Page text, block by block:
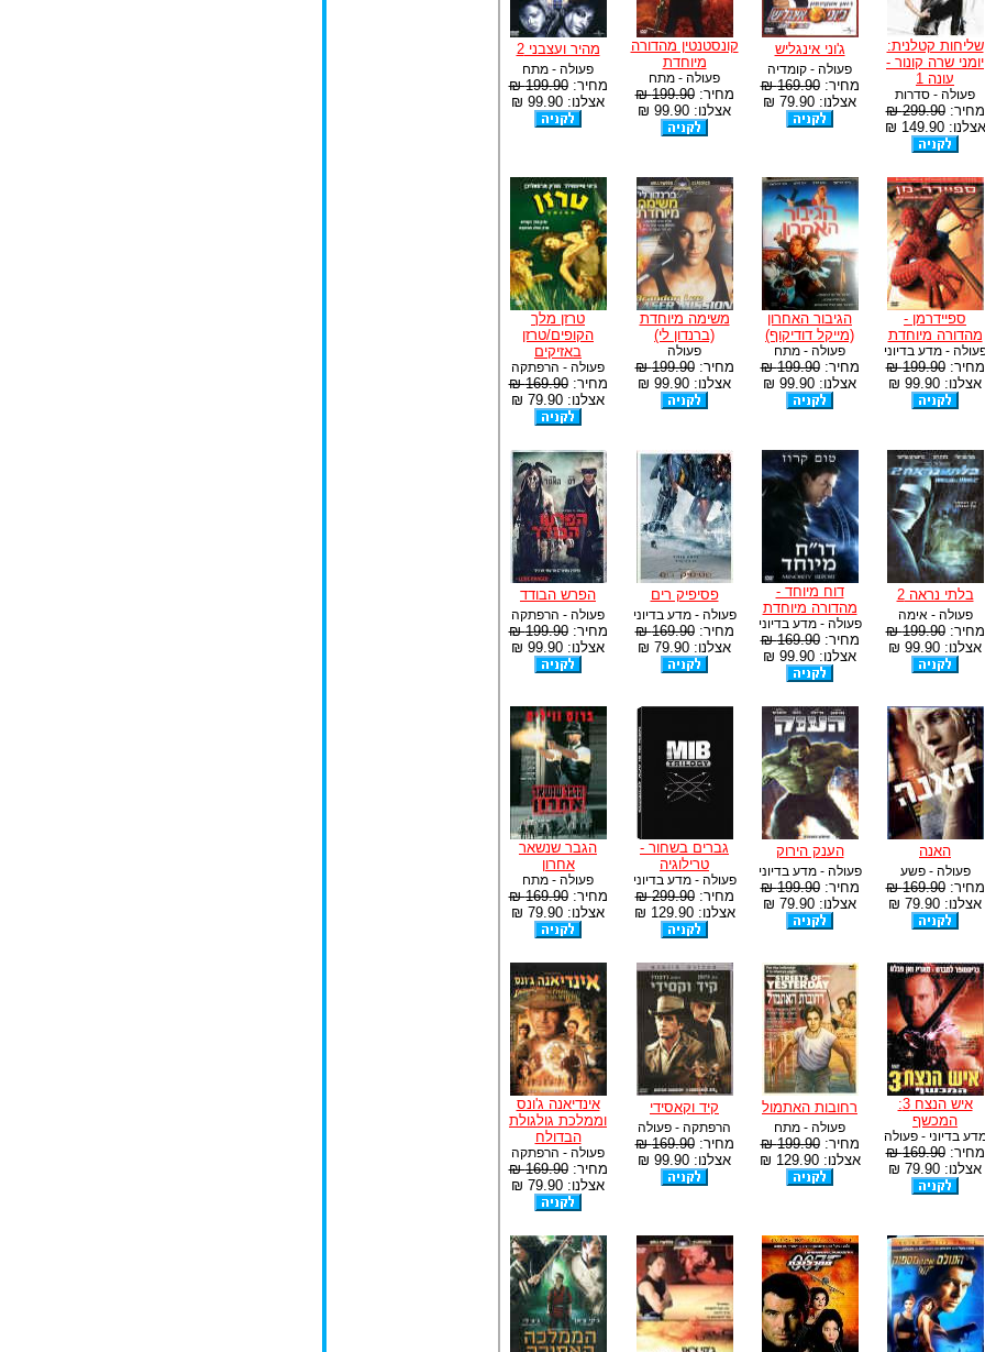
שליחות קטלנית:
יומני שרה קונור -
עונה 1
פעולה - סדרות
מחיר:299.90 ₪
אצלנו: 149.90 ₪
ג'וני אינגליש
פעולה - קומדיה
מחיר:169.90 ₪
אצלנו: 79.90 ₪
קונסטנטין מהדורה
מיוחדת
פעולה - מתח
מחיר:199.90 ₪
אצלנו: 99.90 ₪
מהיר ועצבני 2
פעולה - מתח
מחיר:199.90 ₪
אצלנו: 99.90 ₪
ספיידרמן -
מהדורה מיוחדת
- מדע בדיוני
מחיר:199.90 ₪
אצלנו: 99.90 ₪
הגיבור האחרון
(מייקל דודיקוף)
פעולה - מתח
מחיר:199.90 ₪
אצלנו: 99.90 ₪
משימה מיוחדת
(ברנדון לי)
פעולה
מחיר:199.90 ₪
אצלנו: 99.90 ₪
טרזן מלך
הקופים/טרזן
באזיקים
פעולה - הרפתקה
מחיר:169.90 ₪
אצלנו: 79.90 ₪
בלתי נראה 2
פעולה - אימה
מחיר:199.90 ₪
אצלנו: 99.90 ₪
דוח מיוחד -
מהדורה מיוחדת
פעולה - מדע בדיוני
מחיר:169.90 ₪
אצלנו: 99.90 ₪
פסיפיק רים
פעולה - מדע בדיוני
מחיר:169.90 ₪
אצלנו: 79.90 ₪
הפרש הבודד
פעולה - הרפתקה
מחיר:199.90 ₪
אצלנו: 99.90 ₪
האנה
פעולה - פשע
מחיר:169.90 ₪
אצלנו: 79.90 ₪
הענק הירוק
פעולה - מדע בדיוני
מחיר:199.90 ₪
אצלנו: 79.90 ₪
גברים בשחור -
טרילוגיה
פעולה - מדע בדיוני
מחיר:299.90 ₪
אצלנו: 129.90 ₪
הגבר שנשאר
אחרון
פעולה - מתח
מחיר:169.90 ₪
אצלנו: 79.90 ₪
איש הנצח 3:
המכשף
בדיוני - פעולה
מחיר:169.90 ₪
אצלנו: 79.90 ₪
רחובות האתמול
פעולה - מתח
מחיר:199.90 ₪
אצלנו: 129.90 ₪
קיד וקאסידי
הרפתקה - פעולה
מחיר:169.90 ₪
אצלנו: 99.90 ₪
אינדיאנה ג'ונס
וממלכת גולגולת
הבדולח
פעולה - הרפתקה
מחיר:169.90 ₪
אצלנו: 79.90 ₪